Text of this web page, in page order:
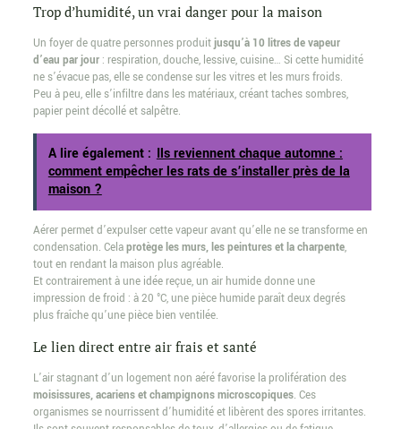
Trop d’humidité, un vrai danger pour la maison
Un foyer de quatre personnes produitjusqu’à 10 litres de vapeur
d’eau par jour: respiration, douche, lessive, cuisine… Si cette humidité
ne s’évacue pas, elle se condense sur les vitres et les murs froids.
Peu à peu, elle s’infiltre dans les matériaux, créant taches sombres,
papier peint décollé et salpêtre.
A lire également : Ils reviennent chaque automne :
comment empêcher les rats de s’installer près de la
maison ?
Aérer permet d’expulser cette vapeur avant qu’elle ne se transforme en
condensation. Celaprotège les murs, les peintures et la charpente,
tout en rendant la maison plus agréable.
Et contrairement à une idée reçue, un air humide donne une
impression de froid : à 20 °C, une pièce humide paraît deux degrés
plus fraîche qu’une pièce bien ventilée.
Le lien direct entre air frais et santé
L’air stagnant d’un logement non aéré favorise la prolifération des
moisissures, acariens et champignons microscopiques. Ces
organismes se nourrissent d’humidité et libèrent des spores irritantes.